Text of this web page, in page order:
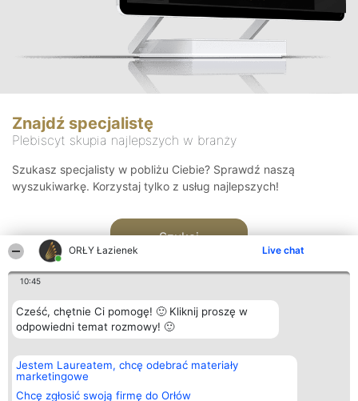
ORŁY Łazienek Live chat
10:45
Cześć, chętnie Ci pomogę! 🙂 Kliknij proszę w
odpowiedni temat rozmowy! 🙂
Jestem Laureatem, chcę odebrać materiały
marketingowe
Chcę zgłosić swoją firmę do Orłów
Znajdź specjalistę
Plebiscyt skupia najlepszych w branży
Szukasz specjalisty w pobliżu Ciebie? Sprawdź naszą
wyszukiwarkę. Korzystaj tylko z usług najlepszych!
Szukaj
Organizator plebiscytu
Bright Side Solutions sp. z o.
o. sp. k.
ul. Ruska 22
Plebiscyt
Laureaci
wszystkich
Kontakt
Kontakt